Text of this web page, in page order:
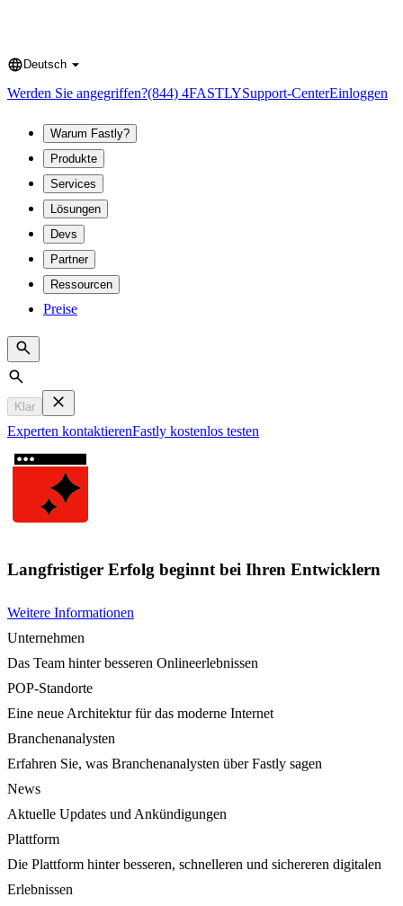
Language
Deutsch
Werden Sie angegriffen?(844) 4FASTLYSupport-CenterEinloggen
Warum Fastly?
Produkte
Services
Lösungen
Devs
Partner
Ressourcen
Preise
Search
Klar
Experten kontaktierenFastly kostenlos testen
Langfristiger Erfolg beginnt bei Ihren Entwicklern
Weitere Informationen
Unternehmen
Das Team hinter besseren Onlineerlebnissen
POP-Standorte
Eine neue Architektur für das moderne Internet
Branchenanalysten
Erfahren Sie, was Branchenanalysten über Fastly sagen
News
Aktuelle Updates und Ankündigungen
Plattform
Die Plattform hinter besseren, schnelleren und sichereren digitalen
Erlebnissen